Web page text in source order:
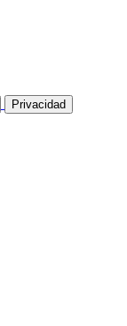
Privacidad